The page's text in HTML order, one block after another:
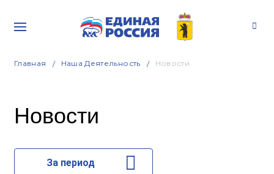
Главная Наша Деятельность Новости
Новости
За период